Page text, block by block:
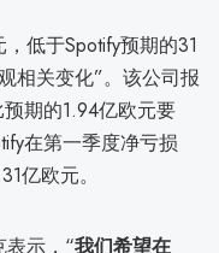
低于Spotify预期的31
相关变化”。该公司报
期的1.94亿欧元要
在第一季度净亏损
亿欧元。
示，“我们希望在